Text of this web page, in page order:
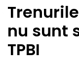
nu sunt
TPBI